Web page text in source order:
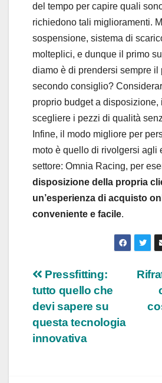
del tempo per capire quali
richiedono tali miglioramenti.
sospensione, sistema di
molteplici, e dunque il primo
diamo è di prendersi sempre il
secondo consiglio?
proprio budget a disposizione,
scegliere i pezzi di qualità
Infine, il modo migliore per
moto è quello di rivolgersi agli
settore: Omnia Racing, per
disposizione della propria
un’esperienza di acquisto
conveniente e facile.
Navigazione
articoli
Pressfitting:
tutto quello che
devi sapere su
questa tecnologia
innovativa